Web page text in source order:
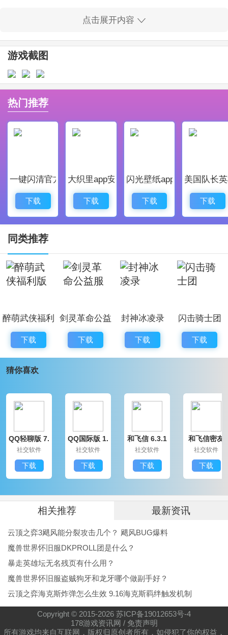
象，进行沉浸式的世界探索。
研发团队历时4年匠心打造，力求还原一个充满了上古异
兽、名山大川、弥天云雨的东方神话世界。
在这里，你可以抓捕、骑乘、吞噬、培养属于你的中国
上古异兽。
可以在大世界中任意选择属于您的山海一隅，择地而栖
建造属于自己的家园。
带来更加酣畅自由的战斗体验。一个神秘的东方神话世
界，正静待您的探索。
妄想山海食谱配方大全
2、癞瓜+花椰菜=千金菜
3、菘菜+花椰菜=大头菜
5、番薯+菜瓜=番柿
6、胡瓜+大头菜=苋菜
8、番柿+胡瓜=番瓜
10、腾腾菜+千金菜=起阳草
12、番瓜+鹅仔菜=甘瓜
13、番瓜+苋菜=长生果
14、起阳草+鹅仔菜=苔菜
15、起阳草+青花菜=慈葱
16、胡麻+慈葱=塌棵菜
17、长生果+苔菜=胡荽
18、甘瓜+长生果=稀瓜
19、胡荽+塌棵菜=紫苔菜
妄想山海绞肉机合成配方公式
1、麋肉+水马肉+㸲牛肉=红肉馅
2、隆蟹肉+鳖蟹肉+狼蛛肉=禽虫肉馅
3、翠鹞肉+赤翎肉+秃鹫肉=飞禽肉馅
点击展开内容
游戏截图
热门推荐
一键闪清官方最新版
下载
大织里app安卓版
下载
闪光壁纸app安卓最新版
下载
美国队长
下载
同类推荐
醉萌武侠福利
版
下载
剑灵革命公益
服
下载
封神冰凌录
下载
闪击骑士团
下载
猜你喜欢
QQ轻聊版 7.
9.14314.0
社交软件
下载
QQ国际版 1.
91.1370.0
社交软件
下载
和飞信 6.3.1
200
社交软件
下载
和飞信密友
圈版 6.3.120
社交软件
下载
相关推荐 最新资讯
云顶之弈3飓风能分裂攻击几个？ 飓风BUG爆料
魔兽世界怀旧服DKPROLL团是什么？
暴走英雄坛无名残页有什么用？
魔兽世界怀旧服盗贼狗牙和龙牙哪个做副手好？
云顶之弈海克斯炸弹怎么生效 9.16海克斯羁绊触发机制
Copyright © 2015-2026 苏ICP备19012653号-4
178游戏资讯网 / 免责声明
所有游戏均来自互联网，版权归原创者所有，如侵犯了你的权益，